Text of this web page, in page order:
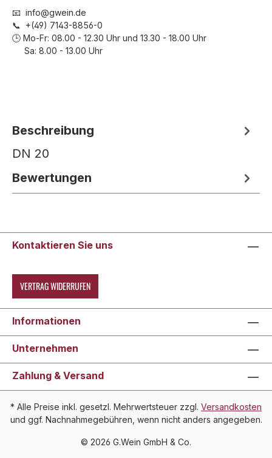
📧 info@gwein.de
📞 +(49) 7143-8856-0
🕒 Mo-Fr: 08.00 - 12.30 Uhr und 13.30 - 18.00 Uhr
Sa: 8.00 - 13.00 Uhr
Beschreibung
DN 20
Bewertungen
Kontaktieren Sie uns
VERTRAG WIDERRUFEN
Informationen
Unternehmen
Zahlung & Versand
* Alle Preise inkl. gesetzl. Mehrwertsteuer zzgl. Versandkosten
und ggf. Nachnahmegebühren, wenn nicht anders angegeben.
© 2026 G.Wein GmbH & Co.